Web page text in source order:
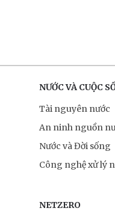
NƯỚC VÀ CUỘC
Tài nguyên nước
An ninh nguồn
Nước và Đời sống
Công nghệ xử lý
NETZERO